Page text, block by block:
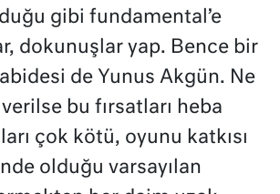
gibi fundamental’e
dokunuşlar yap. Bence bir
de Yunus Akgün. Ne
bu fırsatları heba
çok kötü, oyunu katkısı
olduğu varsayılan